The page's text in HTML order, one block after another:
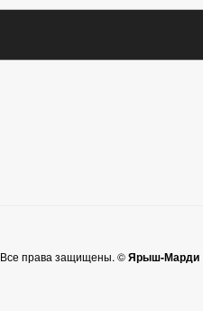
Все права защищены. ©Ярыш-Марди